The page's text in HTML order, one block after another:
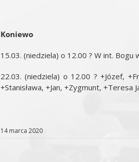
Koniewo
15.03. (niedziela) o 12.00 ? W int. Bogu
22.03. (niedziela) o 12.00 ? +Józef,
+Stanisława, +Jan, +Zygmunt, +Teresa
14 marca 2020